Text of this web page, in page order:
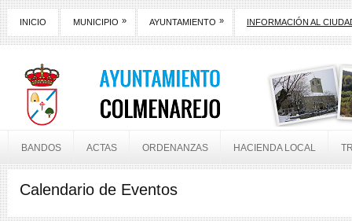
INICIO MUNICIPIO » AYUNTAMIENTO » INFORMACIÓN AL
BANDOS ACTAS ORDENANZAS HACIENDA LOCAL
Calendario de Eventos